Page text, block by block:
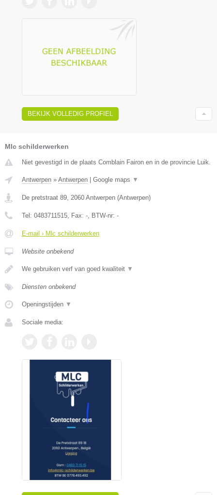
BEKIJK VOLLEDIG PROFIEL
Mlc schilderwerken
Niet gevestigd in de plaats Comblain Fairon en in de provincie Luik.
Antwerpen » Antwerpen Google maps ▼
De pretstraat 89, 2060 Antwerpen (Antwerpen)
Tel: 0483711515, Fax: -, BTW-nr: -
E-mail › Mlc schilderwerken
Website onbekend
We gebruiken verf van goed kwaliteit ▼
Diensten onbekend
Openingstijden ▼
Sociale media: